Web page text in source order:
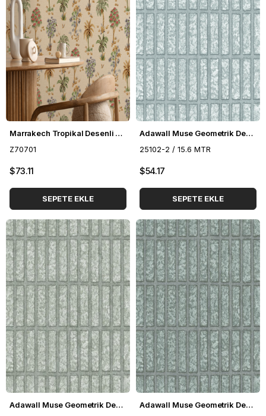
Marrakech Tropikal Desenli Duvar Kağıdı Z70701
Z70701
$73.11
SEPETE EKLE
Adawall Muse Geometrik Desenli Duvar Kağıdı 25102-2
25102-2 / 15.6 MTR
$54.17
SEPETE EKLE
Adawall Muse Geometrik Desenli Duvar Kağıdı 25102-3 Adawall Muse Geometrik Desenli Duvar Kağıdı 25102-4